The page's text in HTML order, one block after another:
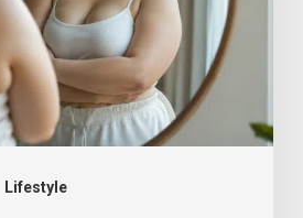
Lifestyle